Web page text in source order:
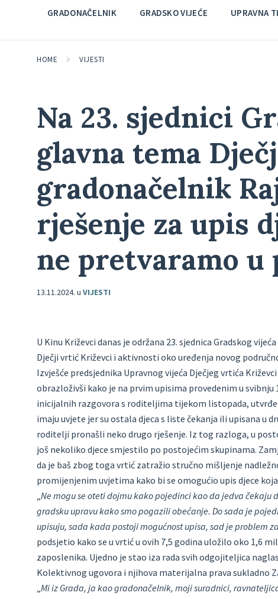
GRADONAČELNIK GRADSKO VIJEĆE UPRAVNA
HOME VIJESTI
Na 23. sjednici
glavna tema
gradonačelnik
rješenje za upis
ne pretvaramo
13.11.2024. u VIJESTI
U Kinu Križevci danas je održana 23. sjednica Gradskog
Dječji vrtić Križevci i aktivnosti oko uređenja novog
Izvješće predsjednika Upravnog vijeća Dječjeg vrtića
obrazloživši kako je na prvim upisima provedenim u
inicijalnih razgovora s roditeljima tijekom listopada,
imaju uvjete jer su ostala djeca s liste čekanja ili upisana u
roditelji pronašli neko drugo rješenje. Iz tog razloga, u
još nekoliko djece smjestilo po postojećim skupinama.
da je baš zbog toga vrtić zatražio stručno mišljenje
promijenjenim uvjetima kako bi se omogućio upis djece
„Ne mogu se oteti dojmu kako pojedinci kao da jedva
gradsku upravu kako smo pogazili obećanje. Do sada je
upisuju, sada kada postoji mogućnost upisa, sad je problem
podsjetio kako se u vrtić u ovih 7,5 godina uložilo oko 1,6
zaposlenika. Ujedno je stao iza rada svih odgojiteljica
Kolektivnog ugovora i njihova materijalna prava sukladno
„Mi iz Grada, ja kao gradonačelnik, moji suradnici,